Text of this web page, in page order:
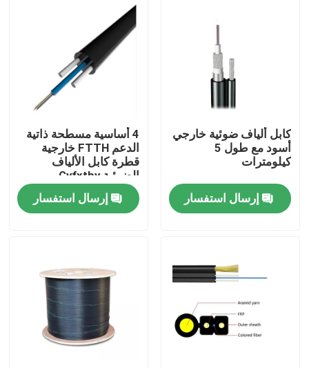
معلومات عنا
كابل ألياف ضوئية خارجي
أسود مع طول 5
كيلومترات
إرسال استفسار
4 أساسية مسطحة ذاتية
الدعم FTTH خارجية
قطرة كابل الألياف
الضوئية Gyfxtby
إرسال استفسار